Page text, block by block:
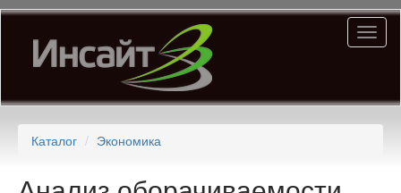
Перейти
основному
содержанию
Каталог Экономика